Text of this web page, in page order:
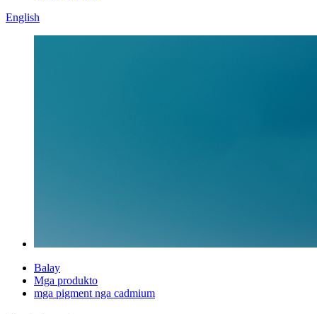
English
Balay
Mga produkto
mga pigment nga cadmium